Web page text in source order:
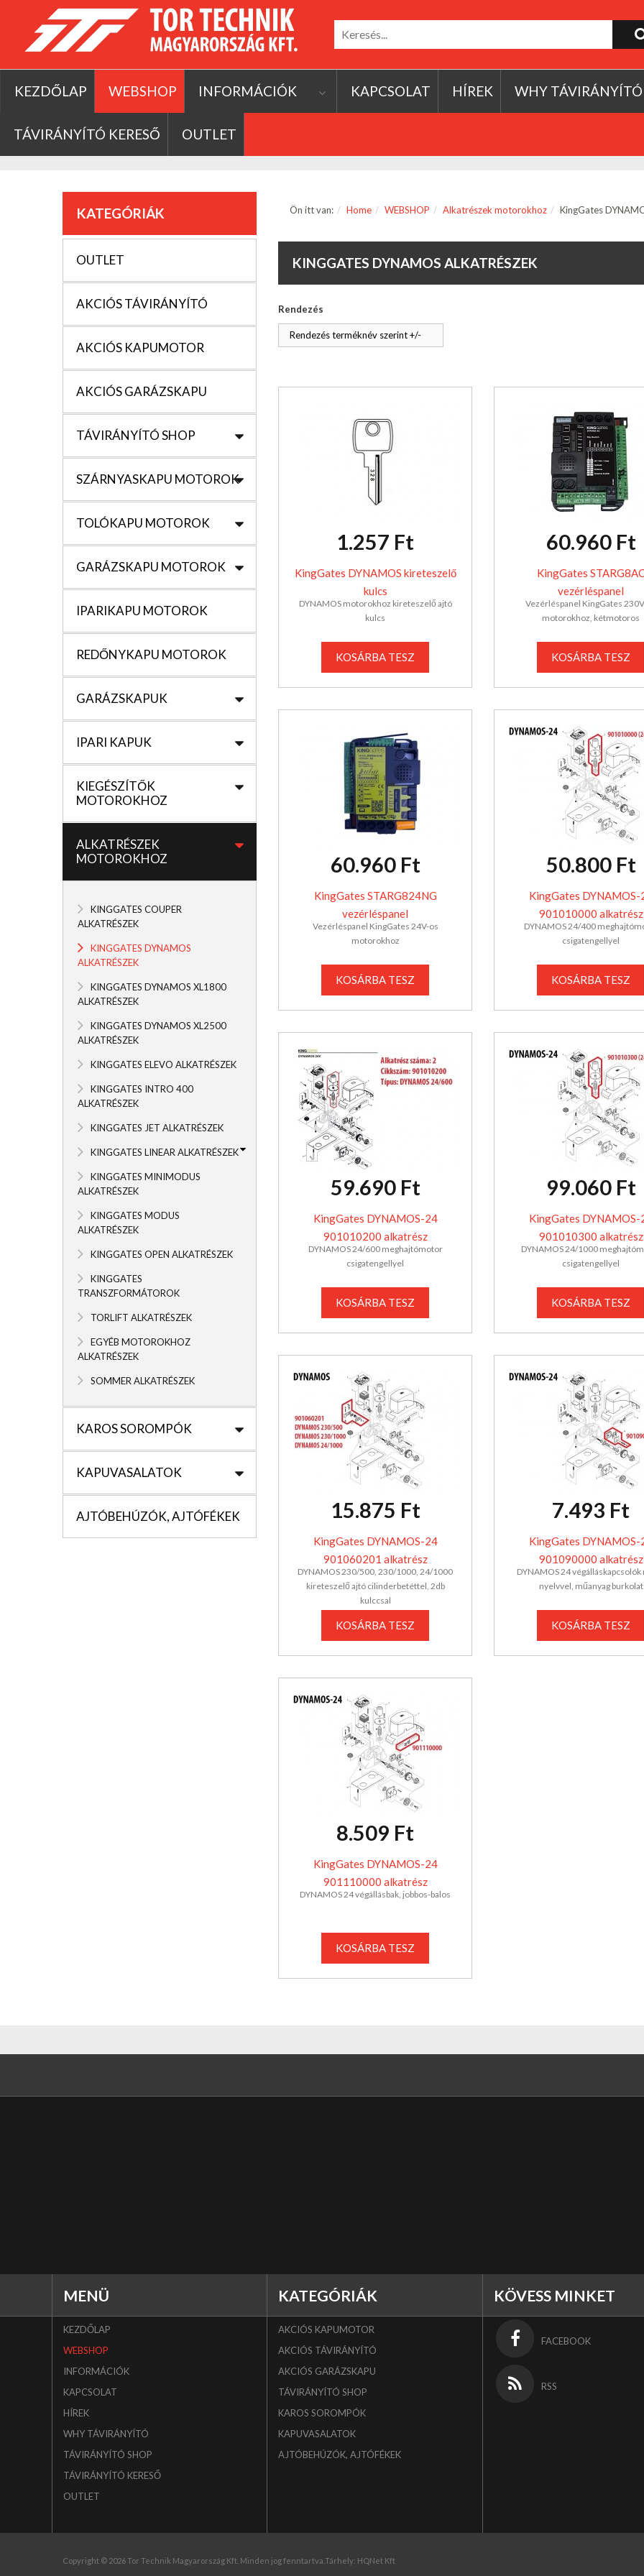
KEZDŐLAP WEBSHOP INFORMÁCIÓK KAPCSOLAT HÍREK WHY TÁVIRÁNYÍTÓ
TÁVIRÁNYÍTÓ KERESŐ OUTLET
KATEGÓRIÁK
OUTLET
AKCIÓS TÁVIRÁNYÍTÓ
AKCIÓS KAPUMOTOR
AKCIÓS GARÁZSKAPU
TÁVIRÁNYÍTÓ SHOP
SZÁRNYASKAPU MOTOROK
TOLÓKAPU MOTOROK
GARÁZSKAPU MOTOROK
IPARIKAPU MOTOROK
REDŐNYKAPU MOTOROK
GARÁZSKAPUK
IPARI KAPUK
KIEGÉSZÍTŐK
MOTOROKHOZ
ALKATRÉSZEK
MOTOROKHOZ
KINGGATES COUPER
ALKATRÉSZEK
KINGGATES DYNAMOS
ALKATRÉSZEK
KINGGATES DYNAMOS XL1800
ALKATRÉSZEK
KINGGATES DYNAMOS XL2500
ALKATRÉSZEK
KINGGATES ELEVO ALKATRÉSZEK
KINGGATES INTRO 400
ALKATRÉSZEK
KINGGATES JET ALKATRÉSZEK
KINGGATES LINEAR ALKATRÉSZEK
KINGGATES MINIMODUS
ALKATRÉSZEK
KINGGATES MODUS
ALKATRÉSZEK
KINGGATES OPEN ALKATRÉSZEK
KINGGATES
TRANSZFORMÁTOROK
TORLIFT ALKATRÉSZEK
EGYÉB MOTOROKHOZ
ALKATRÉSZEK
SOMMER ALKATRÉSZEK
KAROS SOROMPÓK
KAPUVASALATOK
AJTÓBEHÚZÓK, AJTÓFÉKEK
Ön itt van: Home WEBSHOP Alkatrészek motorokhoz KingGates
KINGGATES DYNAMOS ALKATRÉSZEK
Rendezés
Rendezés terméknév szerint +/-
1.257 Ft
KingGates DYNAMOS kireteszelő
kulcs
DYNAMOS motorokhoz kireteszelő ajtó
kulcs
KOSÁRBA TESZ
60.960 Ft
KingGates
vezérléspanel
Vezérléspanel KingGates
motorokhoz, kétmotoros
KOSÁRBA TESZ
60.960 Ft
KingGates STARG824NG
vezérléspanel
Vezérléspanel KingGates 24V-os
motorokhoz
KOSÁRBA TESZ
50.800 Ft
KingGates DYNAMOS-
901010000 alkatrész
DYNAMOS 24/400
csigatengellyel
KOSÁRBA TESZ
59.690 Ft
KingGates DYNAMOS-24
901010200 alkatrész
DYNAMOS 24/600 meghajtómotor
csigatengellyel
KOSÁRBA TESZ
99.060 Ft
KingGates DYNAMOS-
901010300 alkatrész
DYNAMOS 24/1000
csigatengellyel
KOSÁRBA TESZ
15.875 Ft
KingGates DYNAMOS-24
901060201 alkatrész
DYNAMOS 230/500, 230/1000, 24/1000
kireteszelő ajtó cilinderbetéttel, 2db
kulccsal
KOSÁRBA TESZ
7.493 Ft
KingGates DYNAMOS-
901090000 alkatrész
DYNAMOS 24 végálláskapcsolók
nyelvvel, műanyag burkolat
KOSÁRBA TESZ
8.509 Ft
KingGates DYNAMOS-24
901110000 alkatrész
DYNAMOS 24 végállásbak, jobbos-balos
KOSÁRBA TESZ
MENÜ
KEZDŐLAP
WEBSHOP
INFORMÁCIÓK
KAPCSOLAT
HÍREK
WHY TÁVIRÁNYÍTÓ
TÁVIRÁNYÍTÓ SHOP
TÁVIRÁNYÍTÓ KERESŐ
OUTLET
KATEGÓRIÁK
AKCIÓS KAPUMOTOR
AKCIÓS TÁVIRÁNYÍTÓ
AKCIÓS GARÁZSKAPU
TÁVIRÁNYÍTÓ SHOP
KAROS SOROMPÓK
KAPUVASALATOK
AJTÓBEHÚZÓK, AJTÓFÉKEK
KÖVESS MINKET
FACEBOOK
RSS
Copyright © 2026 Tor Technik Magyarország Kft. Minden jog fenntartva. Tárhely: HQNet Kft